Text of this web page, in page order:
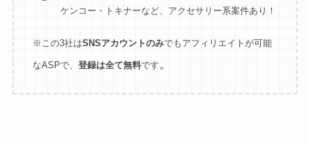
ケンコー・トキナーなど、アクセサリー系案件あり！
※この3社はSNSアカウントのみでもアフィリエイトが可能
なASPで、 登録は全て無料です 。